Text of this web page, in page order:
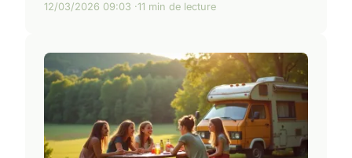
12/03/2026 09:03 11 min de lecture